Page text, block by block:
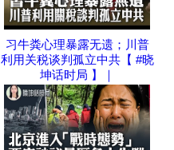
习牛粪心理暴露无遗；川普
利用关税谈判孤立中共【 #晓
坤话时局 】｜